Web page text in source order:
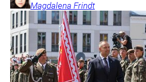
Magdalena Frindt